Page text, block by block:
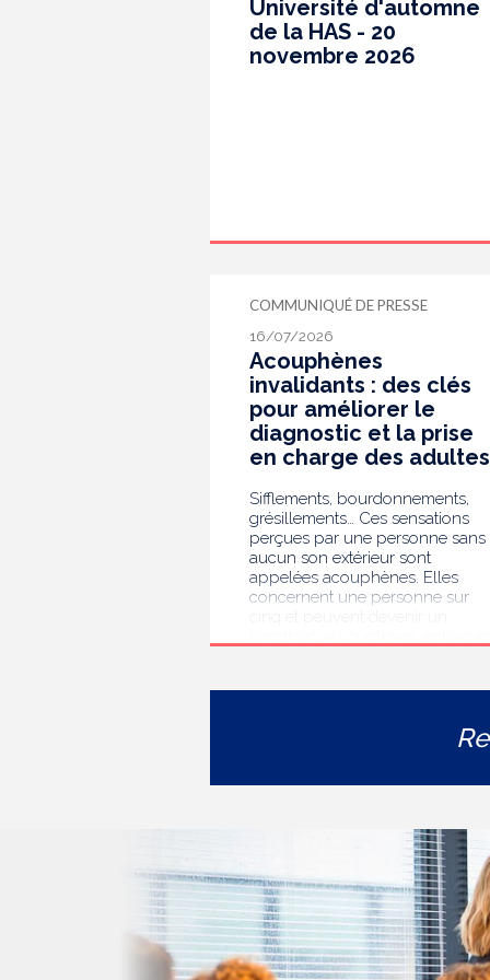
Université d'automne
de la HAS - 20
novembre 2026
COMMUNIQUÉ DE PRESSE
16/07/2026
Acouphènes
invalidants : des clés
pour améliorer le
diagnostic et la prise
en charge des adultes
Sifflements, bourdonnements,
grésillements… Ces sensations
perçues par une personne sans
aucun son extérieur sont
appelées acouphènes. Elles
concernent une personne sur
l’isolement ou de l’anxiété. Face à
thérapeutique rencontrée par les
diagnostic et l’accompagnement
des personnes présentant des
acouphènes chroniques
invalidants . Elle publie
aujourd’hui ses travaux, destinés
aux professionnels de santé [1]
impliqués dans le suivi de ces
patients.